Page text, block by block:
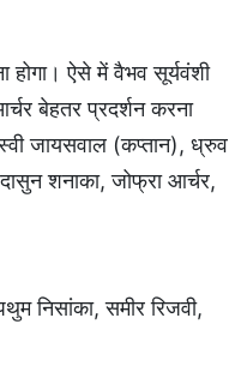
ऐसे में वैभव सूर्यवंशी
बेहतर प्रदर्शन करना
जायसवाल (कप्तान), ध्रुव
शनाका, जोफ्रा आर्चर,
निसांका, समीर रिजवी,